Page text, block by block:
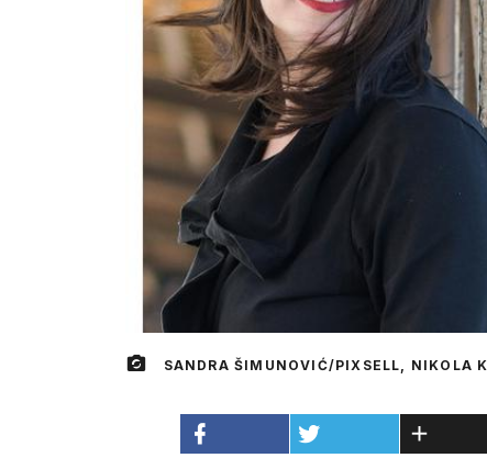
SANDRA ŠIMUNOVIĆ/PIXSELL, NIKOLA